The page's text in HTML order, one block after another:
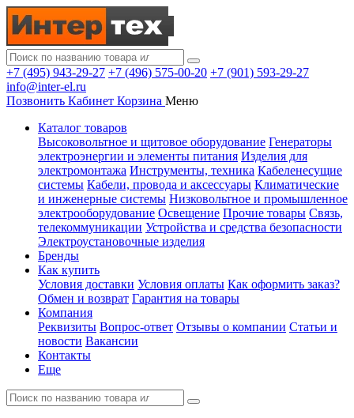
+7 (495) 943-29-27 +7 (496) 575-00-20 +7 (901) 593-29-27
info@inter-el.ru
Позвонить Кабинет Корзина Меню
Каталог товаров
Высоковольтное и щитовое оборудование Генераторы
электроэнергии и элементы питания Изделия для
электромонтажа Инструменты, техника Кабеленесущие
системы Кабели, провода и аксессуары Климатические
и инженерные системы Низковольтное и промышленное
электрооборудование Освещение Прочие товары Связь,
телекоммуникации Устройства и средства безопасности
Электроустановочные изделия
Бренды
Как купить
Условия доставки Условия оплаты Как оформить заказ?
Обмен и возврат Гарантия на товары
Компания
Реквизиты Вопрос-ответ Отзывы о компании Статьи и
новости Вакансии
Контакты
Еще